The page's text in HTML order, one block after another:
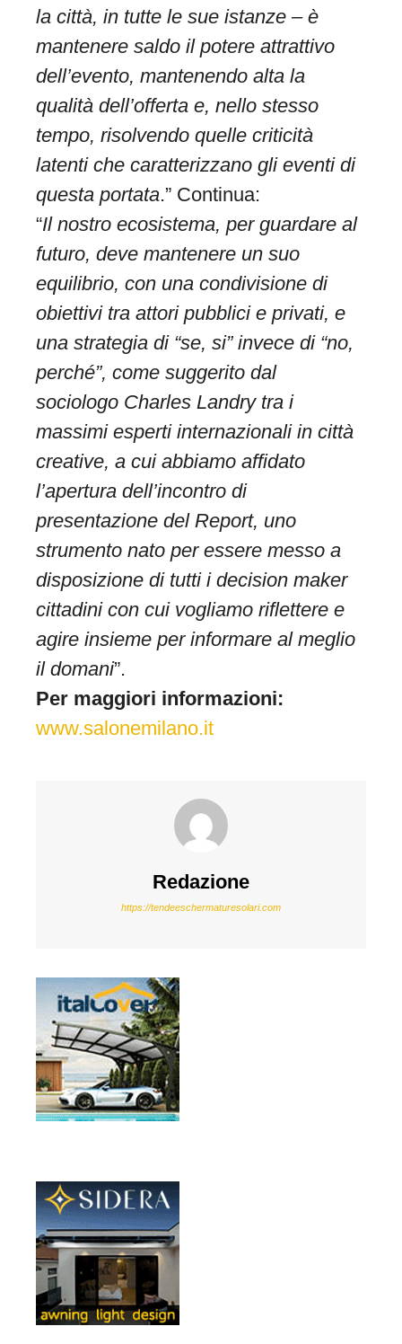
la città, in tutte le sue istanze – è
mantenere saldo il potere attrattivo
dell’evento, mantenendo alta la
qualità dell’offerta e, nello stesso
tempo, risolvendo quelle criticità
latenti che caratterizzano gli eventi di
questa portata.” Continua:
“Il nostro ecosistema, per guardare al
futuro, deve mantenere un suo
equilibrio, con una condivisione di
obiettivi tra attori pubblici e privati, e
una strategia di “se, si” invece di “no,
perché”, come suggerito dal
sociologo Charles Landry tra i
massimi esperti internazionali in città
creative, a cui abbiamo affidato
l’apertura dell’incontro di
presentazione del Report, uno
strumento nato per essere messo a
disposizione di tutti i decision maker
cittadini con cui vogliamo riflettere e
agire insieme per informare al meglio
il domani”.
Per maggiori informazioni:
www.salonemilano.it
Redazione
https://tendeeschermaturesolari.com